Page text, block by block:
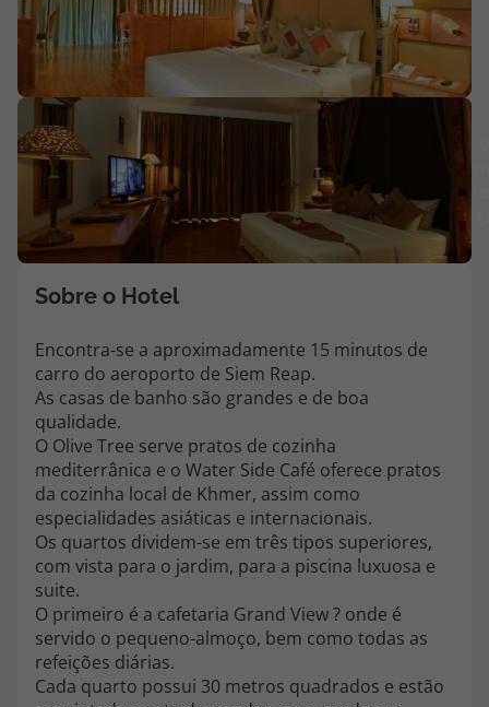
Área de Cliente
Agências
Contactos
Apoio ao cliente em Portugal
218 925 471
218 925 471
Custo de uma chamada para a rede fixa nacional.
A sua agência de viagens Top Atlântico tem a preocupação de estar
sempre mais perto de si, para maior comodidade e total facilidade
na marcação das suas viagens, tem ainda ao seu dispor o nosso call
center a funcionar todos os dias úteis das 10:00 às 20:00 e Sábado
das 10:00 às 14:00.
topatlantico@topatlantico.com
Sobre o Hotel
Encontra-se a aproximadamente 15 minutos de
carro do aeroporto de Siem Reap.
As casas de banho são grandes e de boa
qualidade.
O Olive Tree serve pratos de cozinha
mediterrânica e o Water Side Café oferece pratos
da cozinha local de Khmer, assim como
especialidades asiáticas e internacionais.
Os quartos dividem-se em três tipos superiores,
com vista para o jardim, para a piscina luxuosa e
suite.
O primeiro é a cafetaria Grand View ? onde é
servido o pequeno-almoço, bem como todas as
refeições diárias.
Cada quarto possui 30 metros quadrados e estão